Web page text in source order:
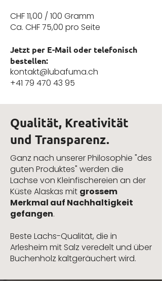
CHF 11,00 / 100 Gramm
Ca. CHF 75,00 pro Seite
Jetzt per E-Mail oder telefonisch
bestellen: ​​
kontakt@lubafuma.ch
+41 79 470 43 95
Qualität, Kreativität
und Transparenz.
Ganz nach unserer Philosophie "des
guten Produktes" werden die
Lachse von Kleinfischereien an der
Küste Alaskas mit grossem
Merkmal auf Nachhaltigkeit
gefangen.
Beste Lachs-Qualität, die in
Arlesheim mit Salz veredelt und über
Buchenholz kaltgeräuchert wird.